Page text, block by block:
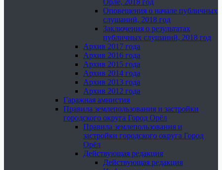
Орле, 2018 год
Оповещения о начале публичных
слушаний, 2018 год
Заключения о результатах
публичных слушаний, 2018 год
Архив 2017 года
Архив 2016 года
Архив 2015 года
Архив 2014 года
Архив 2013 года
Архив 2012 года
Гаражная амнистия
Правила землепользования и застройки
городского округа Город Орёл
Правила землепользования и
застройки городского округа Город
Орёл
Действующая редакция
Действующая редакция